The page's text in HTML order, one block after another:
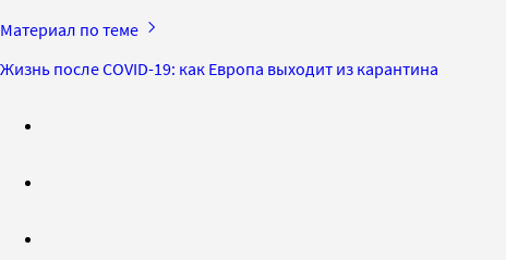
Материал по теме
Жизнь после COVID-19: как Европа выходит из карантина